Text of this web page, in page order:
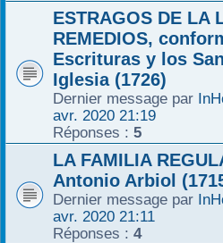
ESTRAGOS DE LA
REMEDIOS,
Escrituras y los
Iglesia (1726)
Dernier message par
avr. 2020 21:19
Réponses : 5
LA FAMILIA
Antonio Arbiol
Dernier message par
avr. 2020 21:11
Réponses : 4